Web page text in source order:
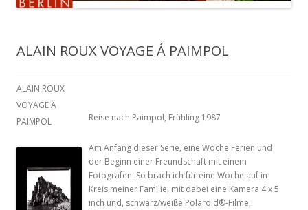
ALAIN ROUX VOYAGE Á PAIMPOL
ALAIN ROUX
VOYAGE Á
PAIMPOL
Reise nach Paimpol, Frühling 1987
Am Anfang dieser Serie, eine Woche Ferien und
der Beginn einer Freundschaft mit einem
Fotografen. So brach ich für eine Woche auf im
Kreis meiner Familie, mit dabei eine Kamera 4 x 5
inch und, schwarz/weiße Polaroid®-Filme,